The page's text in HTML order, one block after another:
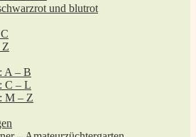
und blutrot
Z
A – B
C – L
M – Z